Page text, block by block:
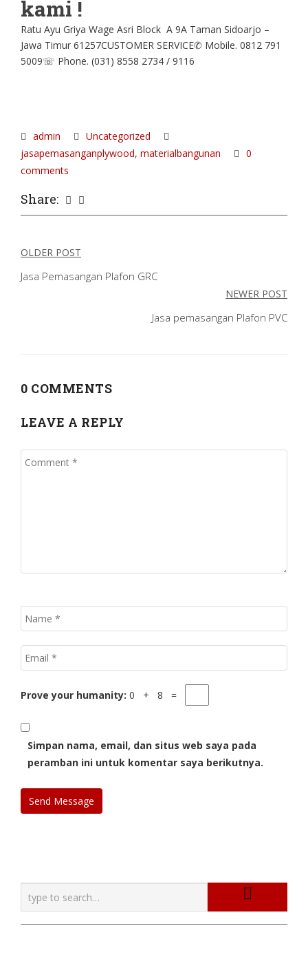
kami !
Ratu Ayu Griya Wage Asri Block A 9A Taman Sidoarjo –
Jawa Timur 61257CUSTOMER SERVICE✆ Mobile. 0812 791
5009☏ Phone. (031) 8558 2734 / 9116
admin
Uncategorized
jasapemasanganplywood, materialbangunan
0
comments
Share:
Navigasi
OLDER POST
Jasa Pemasangan Plafon GRC
NEWER POST
Jasa pemasangan Plafon PVC
0 COMMENTS
LEAVE A REPLY
Prove your humanity: 0 + 8 =
Simpan nama, email, dan situs web saya pada
peramban ini untuk komentar saya berikutnya.